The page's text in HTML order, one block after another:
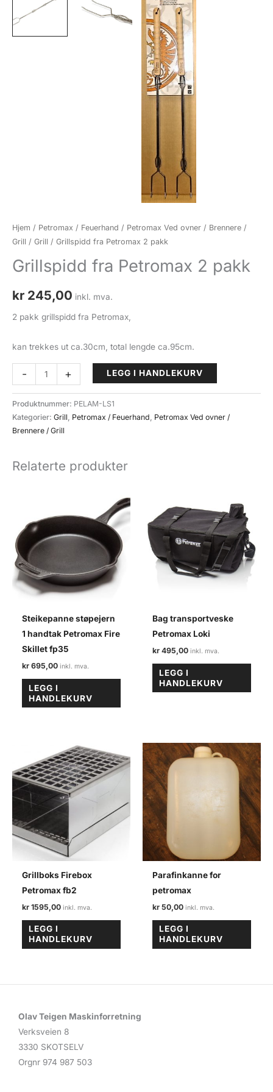
Hjem / Petromax / Feuerhand / Petromax Ved ovner / Brennere /
Grill / Grill / Grillspidd fra Petromax 2 pakk
Grillspidd fra Petromax 2 pakk
kr 245,00 inkl. mva.
2 pakk grillspidd fra Petromax,
kan trekkes ut ca.30cm, total lengde ca.95cm.
-
Grillspidd
fra
Petromax
2
pakk
+ LEGG I HANDLEKURV
Produktnummer: PELAM-LS1
Kategorier: Grill, Petromax / Feuerhand, Petromax Ved ovner /
Brennere / Grill
Relaterte produkter
Steikepanne støpejern
1 handtak Petromax Fire
Skillet fp35
kr 695,00
LEGG I
HANDLEKURV
Bag transportveske
Petromax Loki
kr 495,00
LEGG I
HANDLEKURV
Grillboks Firebox
Petromax fb2
kr 1595,00
LEGG I
HANDLEKURV
Parafinkanne for
petromax
kr 50,00
LEGG I
HANDLEKURV
Olav Teigen Maskinforretning
Verksveien 8
3330 SKOTSELV
Orgnr 974 987 503